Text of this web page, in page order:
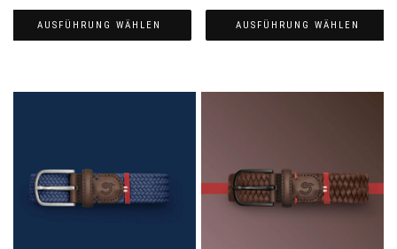
AUSFÜHRUNG WÄHLEN
weist
Optionen
können
AUSFÜHRUNG WÄHLEN
weist
Optionen
können